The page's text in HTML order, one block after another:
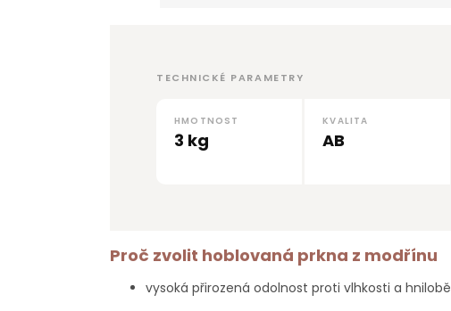
TECHNICKÉ PARAMETRY
HMOTNOST
3 kg
KVALITA
AB
Proč zvolit hoblovaná prkna z modřínu
vysoká přirozená odolnost proti vlhkosti a hnilobě